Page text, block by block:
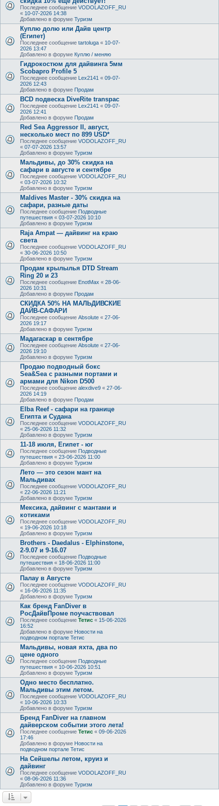
Последнее сообщение VODOLAZOFF_RU
« 10-07-2026 14:38
Добавлено в форуме Туризм
Куплю долю или Дайв центр
(Египет)
Последнее сообщение tartoluga « 10-07-
2026 13:47
Добавлено в форуме Куплю / меняю
Гидрокостюм для дайвинга 5мм
Scobapro Profile 5
Последнее сообщение Lex2141 « 09-07-
2026 12:43
Добавлено в форуме Продам
BCD подвеска DiveRite transpac
Последнее сообщение Lex2141 « 09-07-
2026 12:41
Добавлено в форуме Продам
Red Sea Aggressor II, август,
несколько мест по 899 USD*
Последнее сообщение VODOLAZOFF_RU
« 07-07-2026 13:57
Добавлено в форуме Туризм
Мальдивы, до 30% скидка на
сафари в августе и сентябре
Последнее сообщение VODOLAZOFF_RU
« 03-07-2026 10:32
Добавлено в форуме Туризм
Maldives Master - 30% скидка на
сафари, разные даты
Последнее сообщение Подводные
путешествия « 03-07-2026 10:10
Добавлено в форуме Туризм
Raja Ampat — дайвинг на краю
света
Последнее сообщение VODOLAZOFF_RU
« 30-06-2026 10:50
Добавлено в форуме Туризм
Продам крылылья DTD Stream
Ring 20 и 23
Последнее сообщение EnotMax « 28-06-
2026 10:31
Добавлено в форуме Продам
СКИДКА 50% НА МАЛЬДИВСКИЕ
ДАЙВ-САФАРИ
Последнее сообщение Absolute « 27-06-
2026 19:17
Добавлено в форуме Туризм
Мадагаскар в сентябре
Последнее сообщение Absolute « 27-06-
2026 19:10
Добавлено в форуме Туризм
Продаю подводный бокс
Sea&Sea с разными портами и
армами для Nikon D500
Последнее сообщение alexdive9 « 27-06-
2026 14:19
Добавлено в форуме Продам
Elba Reef - сафари на границе
Египта и Судана
Последнее сообщение VODOLAZOFF_RU
« 25-06-2026 11:32
Добавлено в форуме Туризм
11-18 июля, Египет - юг
Последнее сообщение Подводные
путешествия « 23-06-2026 11:00
Добавлено в форуме Туризм
Лето — это сезон мант на
Мальдивах
Последнее сообщение VODOLAZOFF_RU
« 22-06-2026 11:21
Добавлено в форуме Туризм
Мексика, дайвинг с мантами и
котиками
Последнее сообщение VODOLAZOFF_RU
« 19-06-2026 10:18
Добавлено в форуме Туризм
Brothers - Daedalus - Elphinstone,
2-9.07 и 9-16.07
Последнее сообщение Подводные
путешествия « 18-06-2026 11:00
Добавлено в форуме Туризм
Палау в Августе
Последнее сообщение VODOLAZOFF_RU
« 16-06-2026 11:35
Добавлено в форуме Туризм
Как бренд FanDiver в
РосДайвПроме поучаствовал
Последнее сообщение Тетис « 15-06-2026
16:52
Добавлено в форуме Новости на
подводном портале Тетис
Мальдивы, новая яхта, два по
цене одного
Последнее сообщение Подводные
путешествия « 10-06-2026 10:51
Добавлено в форуме Туризм
Одно место бесплатно.
Мальдивы этим летом.
Последнее сообщение VODOLAZOFF_RU
« 10-06-2026 10:33
Добавлено в форуме Туризм
Бренд FanDiver на главном
дайверском событии этого лета!
Последнее сообщение Тетис « 09-06-2026
17:46
Добавлено в форуме Новости на
подводном портале Тетис
На Сейшелы летом, круиз и
дайвинг
Последнее сообщение VODOLAZOFF_RU
« 08-06-2026 11:36
Добавлено в форуме Туризм